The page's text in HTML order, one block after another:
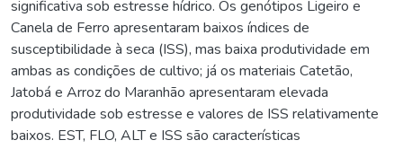
significativa sob estresse hídrico. Os genótipos Ligeiro e
Canela de Ferro apresentaram baixos índices de
susceptibilidade à seca (ISS), mas baixa produtividade em
ambas as condições de cultivo; já os materiais Catetão,
Jatobá e Arroz do Maranhão apresentaram elevada
produtividade sob estresse e valores de ISS relativamente
baixos. EST, FLO, ALT e ISS são características